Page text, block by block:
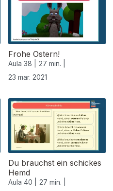
Frohe Ostern!
Aula 38 |
27 min. |
23 mar. 2021
Du brauchst ein schickes
Hemd
Aula 40 |
27 min. |